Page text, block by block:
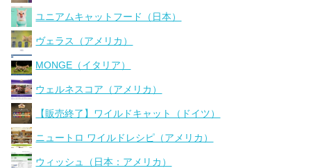
ユニアムキャットフード（日本）
ヴェラス（アメリカ）
MONGE（イタリア）
ウェルネスコア（アメリカ）
【販売終了】ワイルドキャット（ドイツ）
ニュートロ ワイルドレシピ（アメリカ）
ウィッシュ（日本：アメリカ）